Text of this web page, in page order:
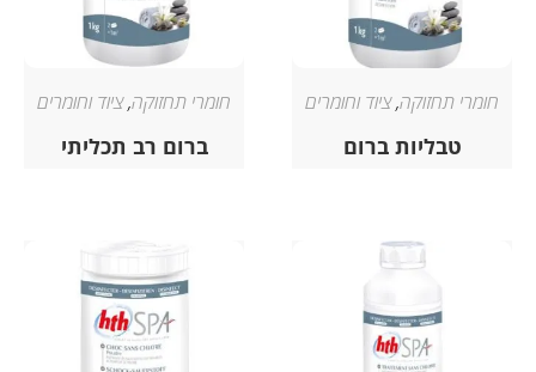
חומרי תחזוקה,ציוד וחומרים
טבליות ברום
חומרי תחזוקה,ציוד וחומרים
ברום רב תכליתי